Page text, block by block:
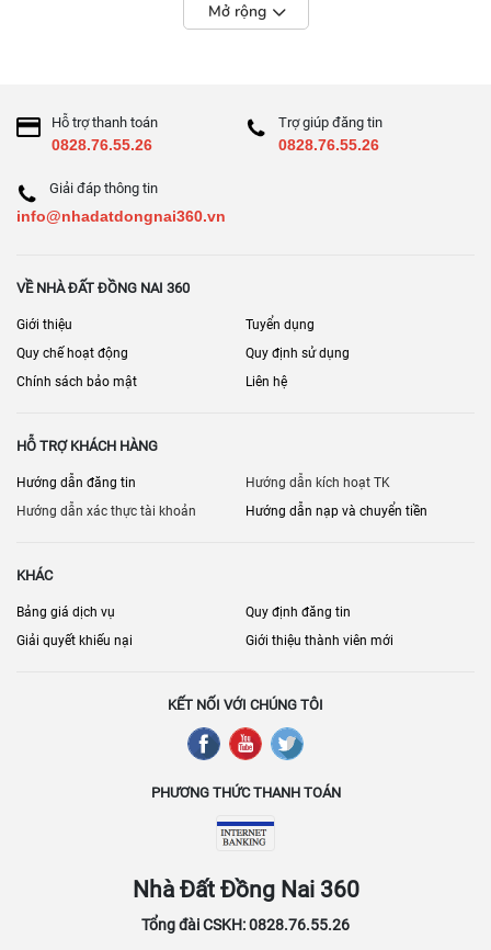
Mở rộng
Hỗ trợ thanh toán
0828.76.55.26
Trợ giúp đăng tin
0828.76.55.26
Giải đáp thông tin
info@nhadatdongnai360.vn
VỀ NHÀ ĐẤT ĐỒNG NAI 360
Giới thiệu
Tuyển dụng
Quy chế hoạt động
Quy định sử dụng
Chính sách bảo mật
Liên hệ
HỖ TRỢ KHÁCH HÀNG
Hướng dẫn đăng tin
Hướng dẫn kích hoạt TK
Hướng dẫn xác thực tài khoản
Hướng dẫn nạp và chuyển tiền
KHÁC
Bảng giá dịch vụ
Quy định đăng tin
Giải quyết khiếu nại
Giới thiệu thành viên mới
KẾT NỐI VỚI CHÚNG TÔI
PHƯƠNG THỨC THANH TOÁN
Nhà Đất Đồng Nai 360
Tổng đài CSKH: 0828.76.55.26